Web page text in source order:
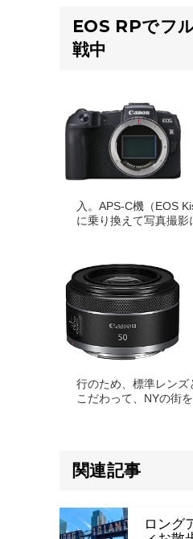
EOS RPでフ
戦中
入。APS-C機（EOS
に乗り換えて写真撮影
行のため、標準レンズ
こだわって、NYの街
関連記事
ロング